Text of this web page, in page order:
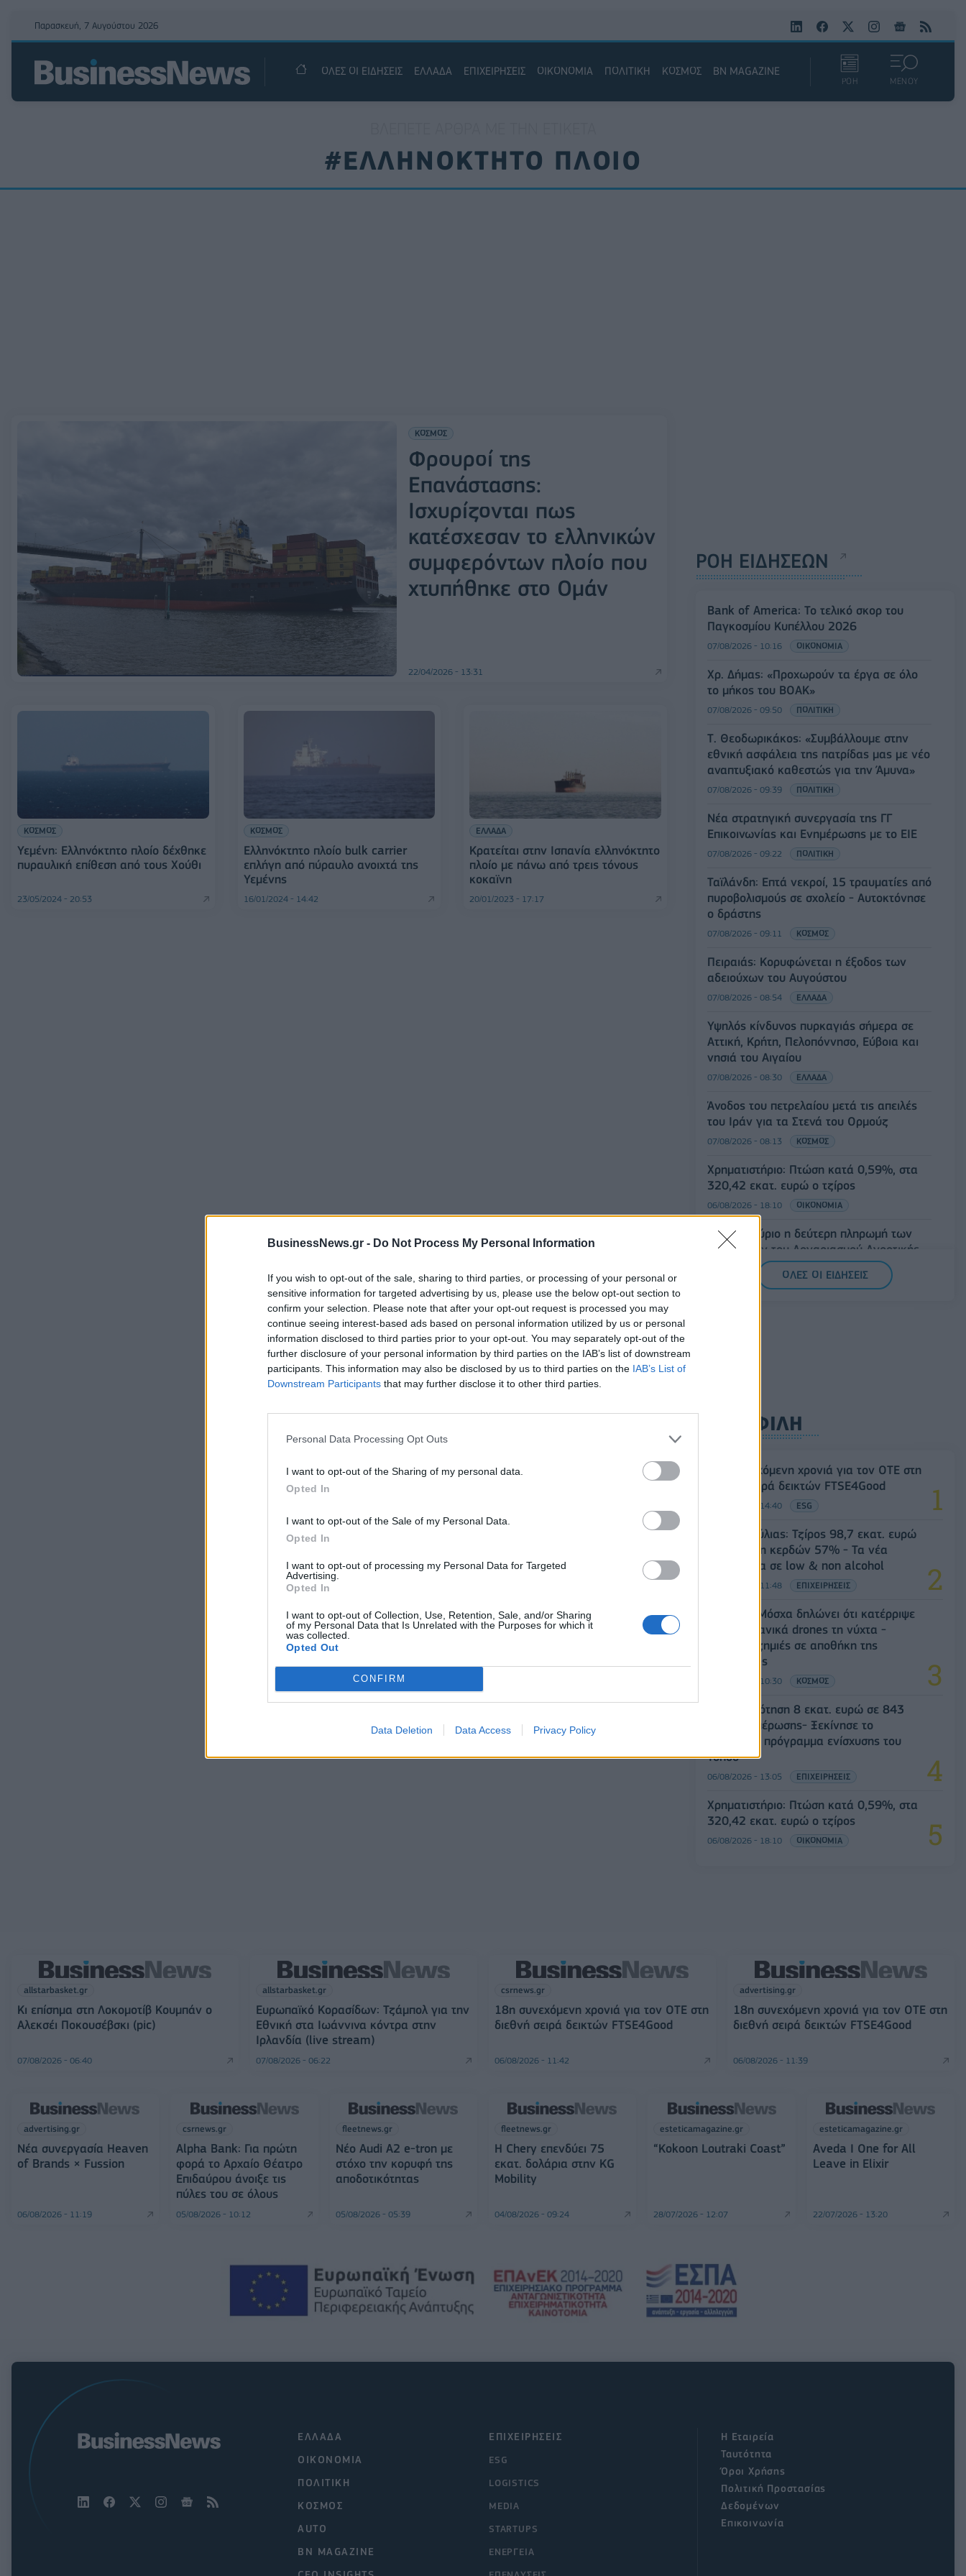
BusinessNews.gr - Do Not Process My Personal Information
If you wish to opt-out of the sale, sharing to third parties, or processing of your personal or
sensitive information for targeted advertising by us, please use the below opt-out section to
confirm your selection. Please note that after your opt-out request is processed you may
continue seeing interest-based ads based on personal information utilized by us or personal
information disclosed to third parties prior to your opt-out. You may separately opt-out of the
further disclosure of your personal information by third parties on the IAB’s list of downstream
participants. This information may also be disclosed by us to third parties on the IAB’s List of
Downstream Participants that may further disclose it to other third parties.
Personal Data Processing Opt Outs
I want to opt-out of the Sharing of my personal data.
Opted In
I want to opt-out of the Sale of my Personal Data.
Opted In
I want to opt-out of processing my Personal Data for Targeted
Advertising.
Opted In
I want to opt-out of Collection, Use, Retention, Sale, and/or Sharing
of my Personal Data that Is Unrelated with the Purposes for which it
was collected.
Opted Out
CONFIRM
Data Deletion Data Access Privacy Policy
Παρασκευή, 7 Αυγούστου 2026
ΟΛΕΣ ΟΙ ΕΙΔΗΣΕΙΣ ΕΛΛΑΔΑ ΕΠΙΧΕΙΡΗΣΕΙΣ ΟΙΚΟΝΟΜΙΑ ΠΟΛΙΤΙΚΗ ΚΟΣΜΟΣ BN MAGAZINE
ΡΟΗ ΜΕΝΟΥ
#ΕΛΛΗΝΟΚΤΗΤΟ ΠΛΟΙΟ
ΚΟΣΜΟΣ
Φρουροί της
Επανάστασης:
Ισχυρίζονται πως
κατέσχεσαν το ελληνικών
συμφερόντων πλοίο που
χτυπήθηκε στο Ομάν
22/04/2026 - 13:31
ΚΟΣΜΟΣ
Υεμένη: Ελληνόκτητο πλοίο δέχθηκε
πυραυλική επίθεση από τους Χούθι
23/05/2024 - 20:53
ΚΟΣΜΟΣ
Ελληνόκτητο πλοίο bulk carrier
επλήγη από πύραυλο ανοιχτά της
Υεμένης
16/01/2024 - 14:42
ΕΛΛΑΔΑ
Κρατείται στην Ισπανία ελληνόκτητο
πλοίο με πάνω από τρεις τόνους
κοκαϊνη
20/01/2023 - 17:17
ΡΟΗ ΕΙΔΗΣΕΩΝ
Bank of America: Το τελικό σκορ του
Παγκοσμίου Κυπέλλου 2026
07/08/2026 - 10:16 ΟΙΚΟΝΟΜΙΑ
Χρ. Δήμας: «Προχωρούν τα έργα σε όλο
το μήκος του ΒΟΑΚ»
07/08/2026 - 09:50 ΠΟΛΙΤΙΚΗ
Τ. Θεοδωρικάκος: «Συμβάλλουμε στην
εθνική ασφάλεια της πατρίδας μας με νέο
αναπτυξιακό καθεστώς για την Άμυνα»
07/08/2026 - 09:39 ΠΟΛΙΤΙΚΗ
Νέα στρατηγική συνεργασία της ΓΓ
Επικοινωνίας και Ενημέρωσης με το ΕΙΕ
07/08/2026 - 09:22 ΠΟΛΙΤΙΚΗ
Ταϊλάνδη: Επτά νεκροί, 15 τραυματίες από
πυροβολισμούς σε σχολείο - Αυτοκτόνησε
ο δράστης
07/08/2026 - 09:11 ΚΟΣΜΟΣ
Πειραιάς: Κορυφώνεται η έξοδος των
αδειούχων του Αυγούστου
07/08/2026 - 08:54 ΕΛΛΑΔΑ
Υψηλός κίνδυνος πυρκαγιάς σήμερα σε
Αττική, Κρήτη, Πελοπόννησο, Εύβοια και
νησιά του Αιγαίου
07/08/2026 - 08:30 ΕΛΛΑΔΑ
Άνοδος του πετρελαίου μετά τις απειλές
του Ιράν για τα Στενά του Ορμούζ
07/08/2026 - 08:13 ΚΟΣΜΟΣ
Χρηματιστήριο: Πτώση κατά 0,59%, στα
320,42 εκατ. ευρώ ο τζίρος
06/08/2026 - 18:10 ΟΙΚΟΝΟΜΙΑ
ΟΠΕΚΑ: Αύριο η δεύτερη πληρωμή των
δικαιούχων του Λογαριασμού Αγροτικής
06/08/2026 - 17:40
ΟΛΕΣ ΟΙ ΕΙΔΗΣΕΙΣ
ΔΗΜΟΦΙΛΗ
18η συνεχόμενη χρονιά για τον ΟΤΕ στη
διεθνή σειρά δεικτών FTSE4Good
06/08/2026 - 14:40 ESG
Β.Σ. Καρούλιας: Τζίρος 98,7 εκατ. ευρώ
και αύξηση κερδών 57% - Τα νέα
στοιχήματα σε low & non alcohol
06/08/2026 - 11:48 ΕΠΙΧΕΙΡΗΣΕΙΣ
Ρωσία: Η Μόσχα δηλώνει ότι κατέρριψε
605 ουκρανικά drones τη νύχτα -
Ελαφρές ζημιές σε αποθήκη της
Wildberries
06/08/2026 - 10:30 ΚΟΣΜΟΣ
Χρηματοδότηση 8 εκατ. ευρώ σε 843
μέσα ενημέρωσης- Ξεκίνησε το
πενταετές πρόγραμμα ενίσχυσης του
Τύπου
06/08/2026 - 13:05 ΕΠΙΧΕΙΡΗΣΕΙΣ
Χρηματιστήριο: Πτώση κατά 0,59%, στα
320,42 εκατ. ευρώ ο τζίρος
06/08/2026 - 18:10 ΟΙΚΟΝΟΜΙΑ
allstarbasket.gr
Κι επίσημα στη Λοκομοτίβ Κουμπάν ο
Αλεκσέι Ποκουσέβσκι (pic)
07/08/2026 - 06:40
allstarbasket.gr
Ευρωπαϊκό Κορασίδων: Τζάμπολ για την
Εθνική στα Ιωάννινα κόντρα στην
Ιρλανδία (live stream)
07/08/2026 - 06:22
csrnews.gr
18η συνεχόμενη χρονιά για τον ΟΤΕ στη
διεθνή σειρά δεικτών FTSE4Good
06/08/2026 - 11:42
advertising.gr
18η συνεχόμενη χρονιά για τον ΟΤΕ στη
διεθνή σειρά δεικτών FTSE4Good
06/08/2026 - 11:39
advertising.gr
Νέα συνεργασία Heaven
of Brands × Fussion
06/08/2026 - 11:19
csrnews.gr
Alpha Bank: Για πρώτη
φορά το Αρχαίο Θέατρο
Επιδαύρου άνοιξε τις
πύλες του σε όλους
05/08/2026 - 10:12
fleetnews.gr
Νέο Audi A2 e-tron με
στόχο την κορυφή της
αποδοτικότητας
05/08/2026 - 05:39
fleetnews.gr
Η Chery επενδύει 75
εκατ. δολάρια στην KG
Mobility
04/08/2026 - 09:24
esteticamagazine.gr
“Kokoon Loutraki Coast”
28/07/2026 - 12:07
esteticamagazine.gr
Aveda I One for All
Leave in Elixir
22/07/2026 - 13:20
ΕΠΙΧΕΙΡΗΣΕΙΣ
ESG
LOGISTICS
MEDIA
STARTUPS
ΕΝΕΡΓΕΙΑ
ΕΛΛΑΔΑ
ΟΙΚΟΝΟΜΙΑ
ΠΟΛΙΤΙΚΗ
ΚΟΣΜΟΣ
AUTO
BN MAGAZINE
Η Εταιρεία
Ταυτότητα
Όροι Χρήσης
Πολιτική Προστασίας
Δεδομένων
Επικοινωνία